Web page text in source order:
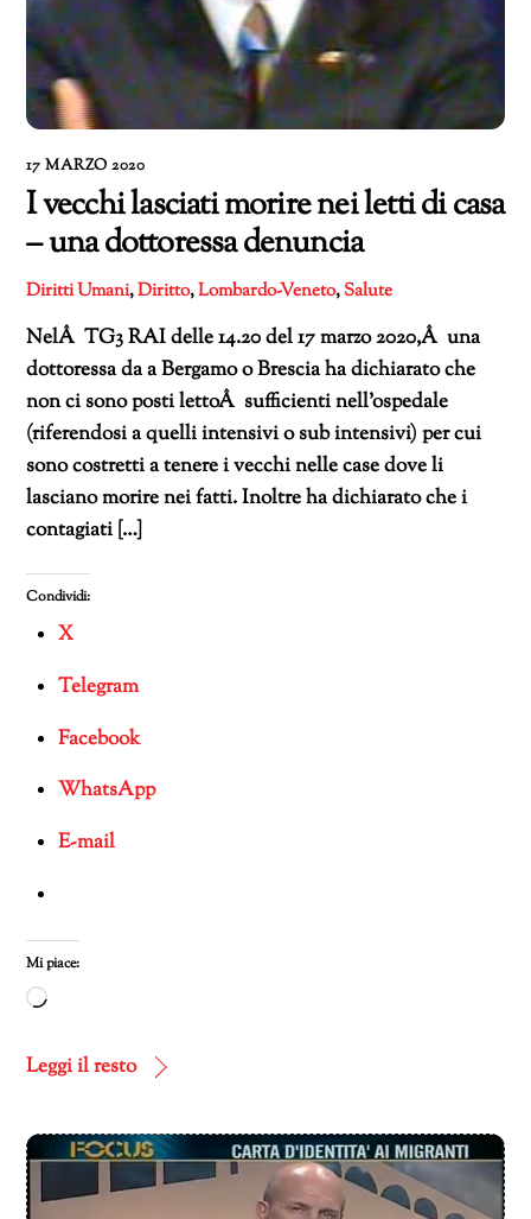
17 MARZO 2020
I vecchi lasciati morire nei letti di casa
– una dottoressa denuncia
Diritti Umani,Diritto,Lombardo-Veneto,Salute
NelÂ TG3 RAI delle 14.20 del 17 marzo 2020,Â una
dottoressa da a Bergamo o Brescia ha dichiarato che
non ci sono posti lettoÂ sufficienti nell’ospedale
(riferendosi a quelli intensivi o sub intensivi) per cui
sono costretti a tenere i vecchi nelle case dove li
lasciano morire nei fatti. Inoltre ha dichiarato che i
contagiati […]
Condividi:
X
Telegram
Facebook
WhatsApp
E-mail
Mi piace:
Caricamento
corso…
Leggi il resto